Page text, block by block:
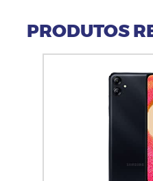
PRODUTOS